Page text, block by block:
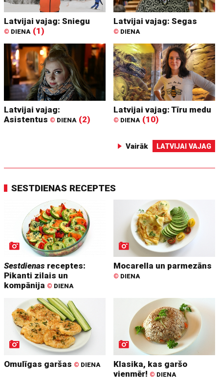
Latvijai vajag: Sniegu
© DIENA (1)
Latvijai vajag: Segas
© DIENA
Latvijai vajag:
Asistentus © DIENA (2)
Latvijai vajag: Tīru medu
© DIENA (10)
Vairāk LATVIJAI VAJAG
SESTDIENAS RECEPTES
Sestdienas receptes:
Pikanti zilais un
kompānija © DIENA
Mocarella un parmezāns
© DIENA
Omulīgas garšas © DIENA
Klasika, kas garšo
vienmēr! © DIENA